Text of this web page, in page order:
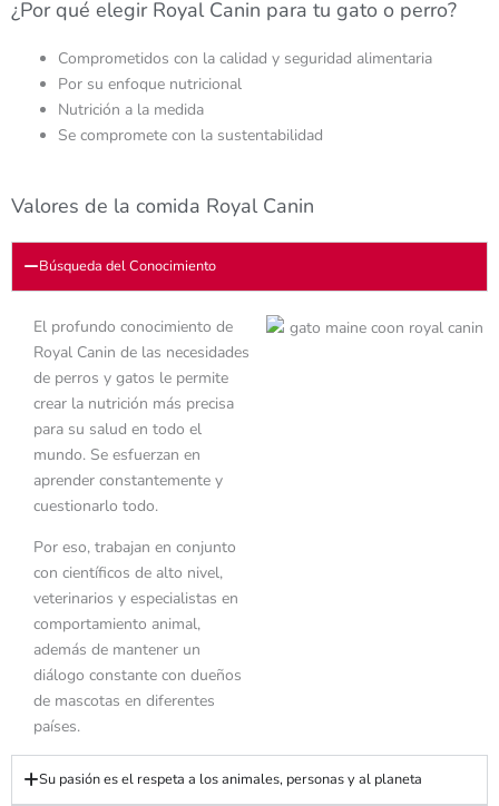
¿Por qué elegir Royal Canin para tu gato o perro?
Comprometidos con la calidad y seguridad alimentaria
Por su enfoque nutricional
Nutrición a la medida
Se compromete con la sustentabilidad
Valores de la comida Royal Canin
Búsqueda del Conocimiento
El profundo conocimiento de
Royal Canin de las necesidades
de perros y gatos le permite
crear la nutrición más precisa
para su salud en todo el
mundo. Se esfuerzan en
aprender constantemente y
cuestionarlo todo.
Por eso, trabajan en conjunto
con científicos de alto nivel,
veterinarios y especialistas en
comportamiento animal,
además de mantener un
diálogo constante con dueños
de mascotas en diferentes
países.
Su pasión es el respeta a los animales, personas y al planeta